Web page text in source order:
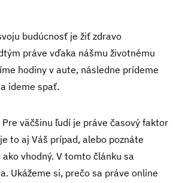
budúcnosť je žiť zdravo
práve vďaka nášmu životnému
hodiny v aute, následne prídeme
ideme spať.
väčšinu ľudí je práve časový faktor
to aj Váš prípad, alebo poznáte
vhodný. V tomto článku sa
Ukážeme si, prečo sa práve online